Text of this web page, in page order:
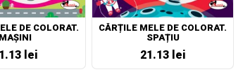
DE COLORAT.
MAȘINI
lei
CĂRȚILE MELE DE COLORAT.
SPAȚIU
21.13 lei